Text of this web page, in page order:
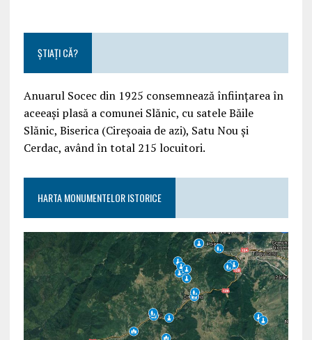
ȘTIAȚI CĂ?
Anuarul Socec din 1925 consemnează înființarea în
aceeași plasă a comunei Slănic, cu satele Băile
Slănic, Biserica (Cireșoaia de azi), Satu Nou și
Cerdac, având în total 215 locuitori.
HARTA MONUMENTELOR ISTORICE